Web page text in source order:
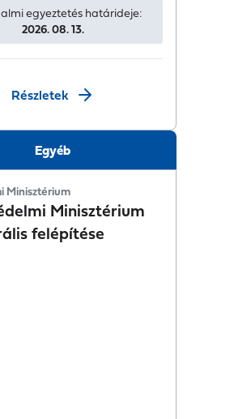
egyeztetés határideje:
2026. 08. 13.
Részletek
Egyéb
Minisztérium
Minisztérium
felépítése